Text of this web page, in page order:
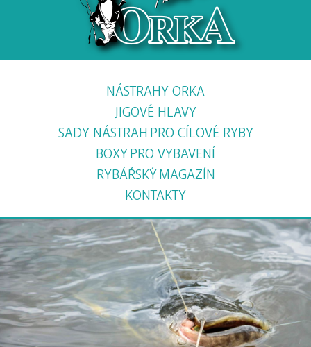
NÁSTRAHY ORKA
JIGOVÉ HLAVY
SADY NÁSTRAH PRO CÍLOVÉ RYBY
BOXY PRO VYBAVENÍ
RYBÁŘSKÝ MAGAZÍN
KONTAKTY